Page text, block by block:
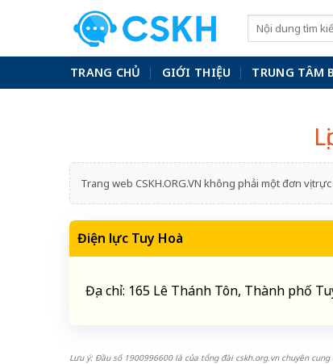
TRANG CHỦ GIỚI THIỆU TRUNG TÂM
Trang web CSKH.ORG.VN không phải một đơn vị
Điện lực Tuy Hoà
Địa chỉ: 165 Lê Thánh Tôn, Thành phố
Lưu ý: Đầu số 1900996600 là của tổng đài cskh.org.vn chuyên